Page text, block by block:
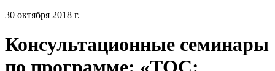
30 октября 2018 г.
Консультационные семинары